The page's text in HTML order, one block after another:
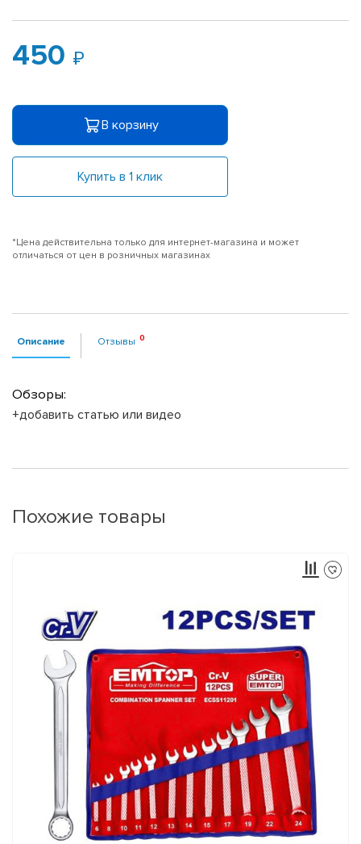
450
В корзину
Купить в 1 клик
*Цена действительна только для интернет-магазина и может
отличаться от цен в розничных магазинах
Описание Отзывы
Обзоры:
+добавить статью или видео
Похожие товары